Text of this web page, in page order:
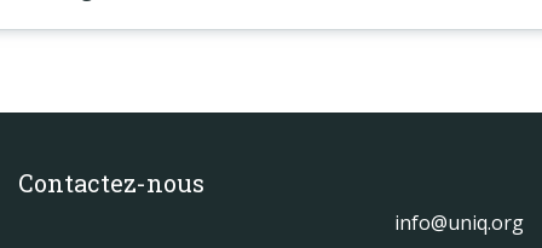
Contactez-nous
info@uniq.org